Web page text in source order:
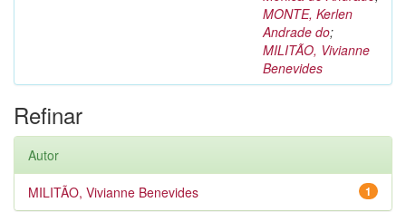
MONTE, Kerlen
Andrade do;
MILITÃO, Vivianne
Benevides
Refinar
Autor
1
MILITÃO, Vivianne Benevides